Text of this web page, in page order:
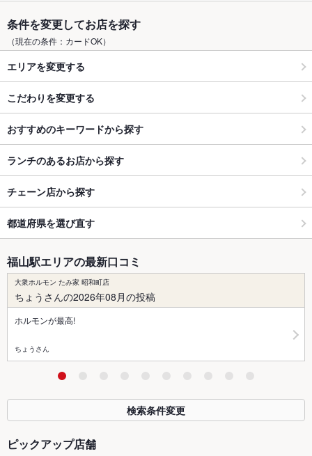
条件を変更してお店を探す
（現在の条件：カードOK）
エリアを変更する
こだわりを変更する
おすすめのキーワードから探す
ランチのあるお店から探す
チェーン店から探す
都道府県を選び直す
福山駅エリアの最新口コミ
大衆ホルモン たみ家 昭和町店
ちょうさんの2026年08月の投稿
ホルモンが最高!
ちょうさん
検索条件変更
ピックアップ店舗